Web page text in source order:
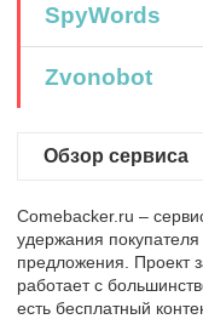
SpyWords
Zvonobot
Обзор сервиса
Comebacker.ru –
удержания покупателя
предложения. Проект
работает с
есть бесплатный